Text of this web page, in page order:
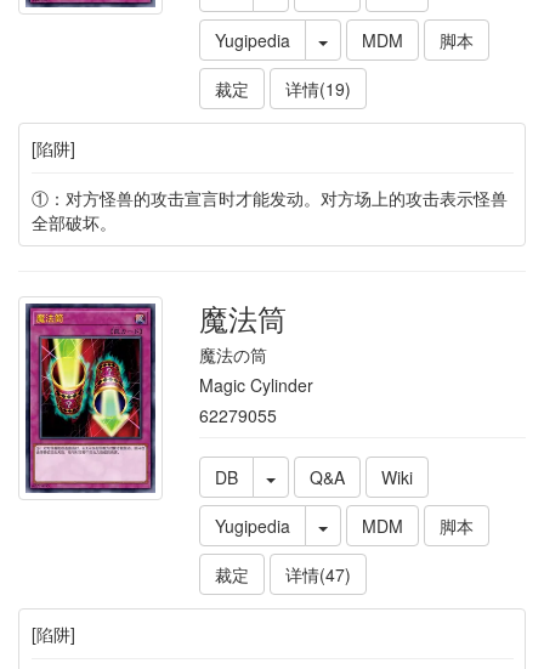
Yugipedia
MDM
脚本
裁定
详情(19)
[陷阱]
①：对方怪兽的攻击宣言时才能发动。对方场上的攻击表示怪兽
全部破坏。
魔法筒
魔法の筒
Magic Cylinder
62279055
DB Q&A
Wiki
Yugipedia
MDM
脚本
裁定
详情(47)
[陷阱]